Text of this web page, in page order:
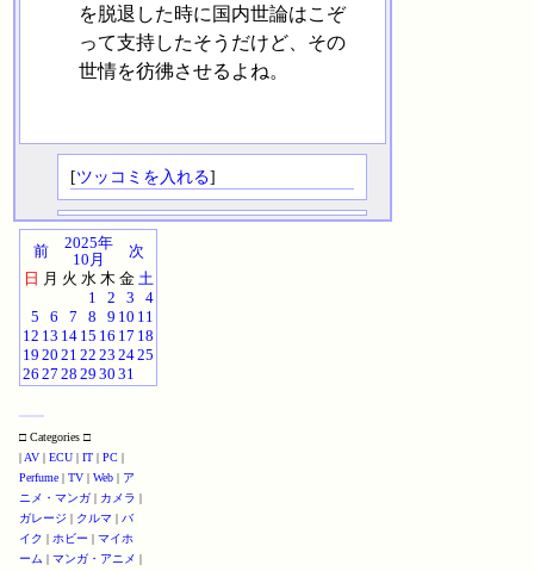
を脱退した時に国内世論はこぞ
って支持したそうだけど、その
世情を彷彿させるよね。
[ツッコミを入れる]
前
2025年
10月
次
日 月 火 水 木 金 土
1
2 3
4
5
6 7 8 9 10 11
12 13 14 15 16 17 18
19 20 21 22 23 2425
26 27 28 29 30 31
□ Categories □
| AV | ECU | IT | PC |
Perfume | TV | Web | ア
ニメ・マンガ | カメラ |
ガレージ | クルマ | バ
イク | ホビー | マイホ
ーム | マンガ・アニメ |